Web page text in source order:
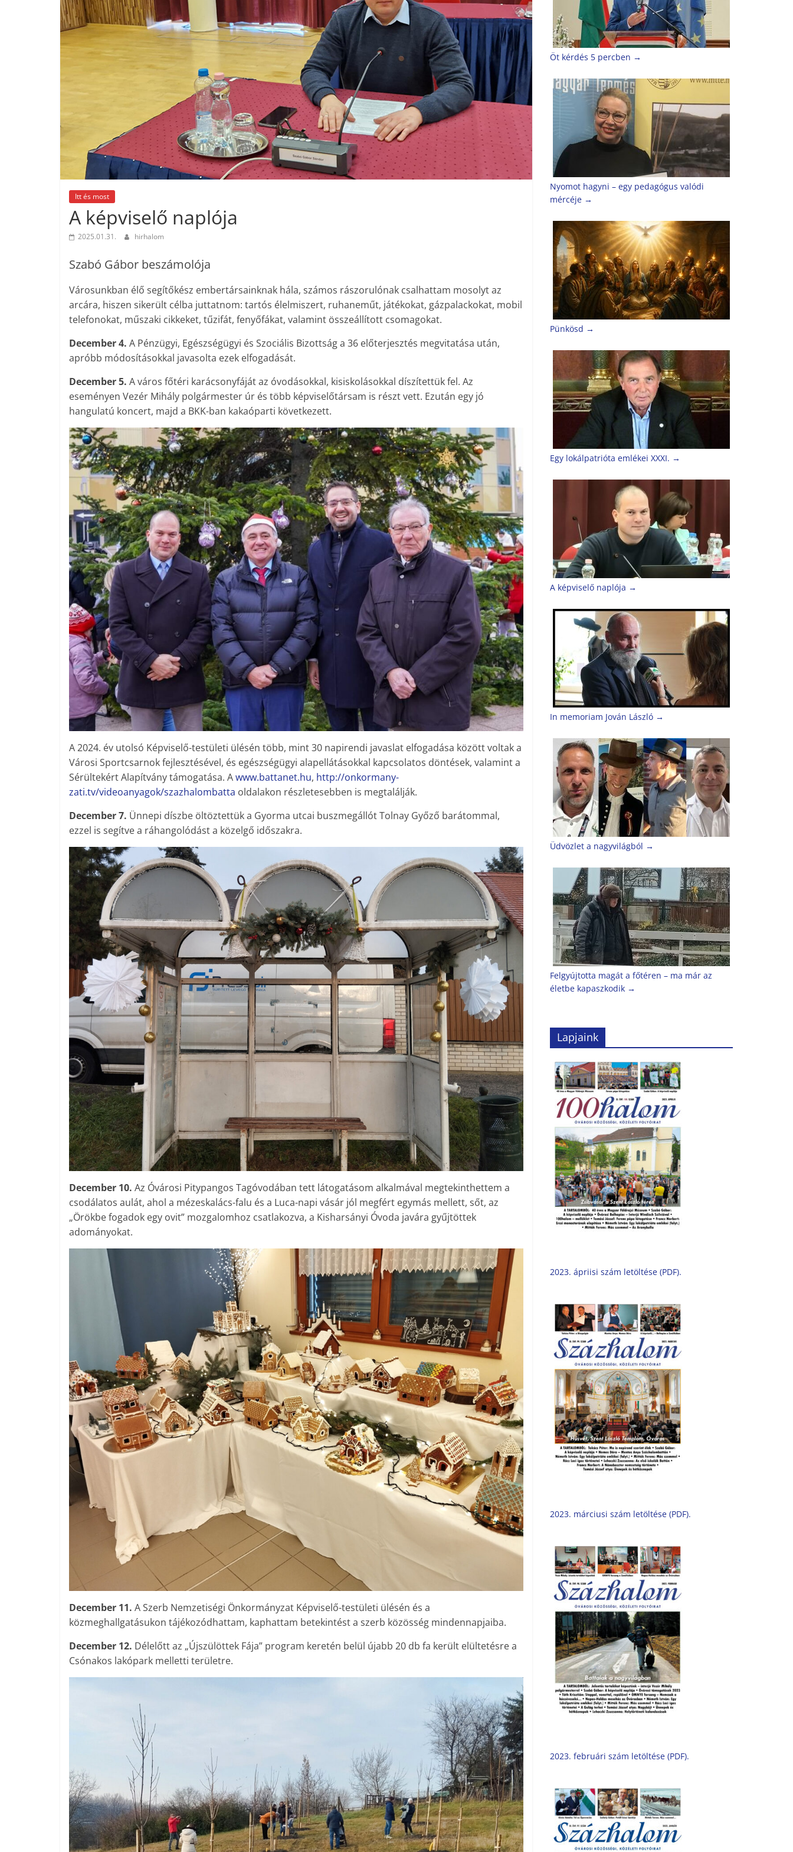
Itt és most
A képviselő naplója
2025.01.31. hirhalom
Szabó Gábor beszámolója
Városunkban élő segítőkész embertársainknak hála, számos rászorulónak csalhattam mosolyt az
arcára, hiszen sikerült célba juttatnom: tartós élelmiszert, ruhaneműt, játékokat, gázpalackokat, mobil
telefonokat, műszaki cikkeket, tűzifát, fenyőfákat, valamint összeállított csomagokat.
December 4. A Pénzügyi, Egészségügyi és Szociális Bizottság a 36 előterjesztés megvitatása után,
apróbb módosításokkal javasolta ezek elfogadását.
December 5. A város főtéri karácsonyfáját az óvodásokkal, kisiskolásokkal díszítettük fel. Az
eseményen Vezér Mihály polgármester úr és több képviselőtársam is részt vett. Ezután egy jó
hangulatú koncert, majd a BKK-ban kakaóparti következett.
A 2024. év utolsó Képviselő-testületi ülésén több, mint 30 napirendi javaslat elfogadása között voltak a
Városi Sportcsarnok fejlesztésével, és egészségügyi alapellátásokkal kapcsolatos döntések, valamint a
Sérültekért Alapítvány támogatása. Awww.battanet.hu, http://onkormany­
zati.tv/videoanyagok/szazhalombatta oldalakon részletesebben is megtalálják.
December 7. Ünnepi díszbe öltöztettük a Gyorma utcai buszmegállót Tolnay Győző barátommal,
ezzel is segítve a ráhangolódást a közelgő időszakra.
December 10. Az Óvárosi Pitypangos Tagóvodában tett látogatásom alkalmával megtekinthettem a
csodálatos aulát, ahol a mézeskalács-falu és a Luca-napi vásár jól megfért egymás mellett, sőt, az
„Örökbe fogadok egy ovit” mozgalomhoz csatlakozva, a Kisharsányi Óvoda javára gyűjtöttek
adományokat.
December 11. A Szerb Nemzetiségi Önkormányzat Képviselő-testületi ülésén és a
közmeghallgatásukon tájékozódhattam, kaphattam betekintést a szerb közösség mindennapjaiba.
December 12. Délelőtt az „Újszülöttek Fája” program keretén belül újabb 20 db fa került elültetésre a
Csónakos lakópark melletti területre.
Öt kérdés 5 percben →
Nyomot hagyni – egy pedagógus valódi
mércéje →
Pünkösd →
Egy lokálpatrióta emlékei XXXI. →
A képviselő naplója →
In memoriam Jován László →
Üdvözlet a nagyvilágból →
Felgyújtotta magát a főtéren – ma már az
életbe kapaszkodik →
Lapjaink
2023. ápriisi szám letöltése (PDF).
2023. márciusi szám letöltése (PDF).
2023. februári szám letöltése (PDF).